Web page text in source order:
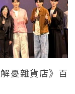
憂雜貨店》百